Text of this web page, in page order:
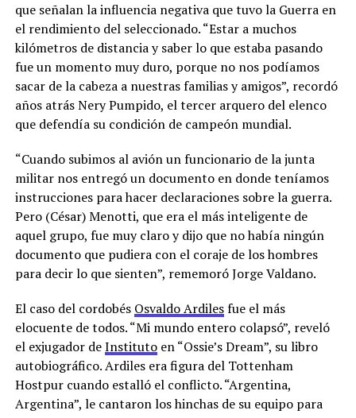
que señalan la influencia negativa que tuvo la Guerra en
el rendimiento del seleccionado. “Estar a muchos
kilómetros de distancia y saber lo que estaba pasando
fue un momento muy duro, porque no nos podíamos
sacar de la cabeza a nuestras familias y amigos”, recordó
años atrás Nery Pumpido, el tercer arquero del elenco
que defendía su condición de campeón mundial.
“Cuando subimos al avión un funcionario de la junta
militar nos entregó un documento en donde teníamos
instrucciones para hacer declaraciones sobre la guerra.
Pero (César) Menotti, que era el más inteligente de
aquel grupo, fue muy claro y dijo que no había ningún
documento que pudiera con el coraje de los hombres
para decir lo que sienten”, rememoró Jorge Valdano.
El caso del cordobés Osvaldo Ardilesfue el más
elocuente de todos. “Mi mundo entero colapsó”, reveló
el exjugador deInstitutoen “Ossie’s Dream”, su libro
autobiográfico. Ardiles era figura del Tottenham
Hostpur cuando estalló el conflicto. “Argentina,
Argentina”, le cantaron los hinchas de su equipo para